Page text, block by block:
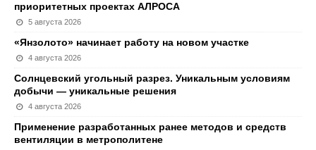
приоритетных проектах АЛРОСА
5 августа 2026
«Янзолото» начинает работу на новом участке
4 августа 2026
Солнцевский угольный разрез. Уникальным условиям
добычи — уникальные решения
4 августа 2026
Применение разработанных ранее методов и средств
вентиляции в метрополитене